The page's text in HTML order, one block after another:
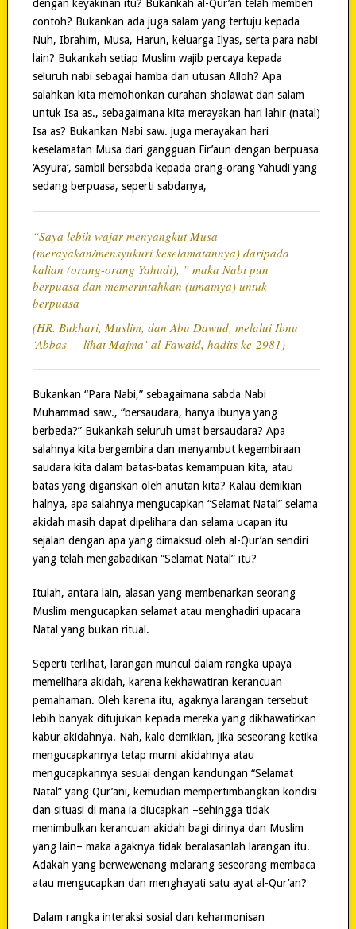
dengan keyakinan itu? Bukankah al-Qur’an telah memberi
contoh? Bukankan ada juga salam yang tertuju kepada
Nuh, Ibrahim, Musa, Harun, keluarga Ilyas, serta para nabi
lain? Bukankah setiap Muslim wajib percaya kepada
seluruh nabi sebagai hamba dan utusan Alloh? Apa
salahkan kita memohonkan curahan sholawat dan salam
untuk Isa as., sebagaimana kita merayakan hari lahir (natal)
Isa as? Bukankan Nabi saw. juga merayakan hari
keselamatan Musa dari gangguan Fir’aun dengan berpuasa
‘Asyura’, sambil bersabda kepada orang-orang Yahudi yang
sedang berpuasa, seperti sabdanya,
“Saya lebih wajar menyangkut Musa
(merayakan/mensyukuri keselamatannya) daripada
kalian (orang-orang Yahudi), ” maka Nabi pun
berpuasa dan memerintahkan (umatnya) untuk
berpuasa
(HR. Bukhari, Muslim, dan Abu Dawud, melalui Ibnu
‘Abbas — lihat Majma’ al-Fawaid, hadits ke-2981)
Bukankan “Para Nabi,” sebagaimana sabda Nabi
Muhammad saw., “bersaudara, hanya ibunya yang
berbeda?” Bukankah seluruh umat bersaudara? Apa
salahnya kita bergembira dan menyambut kegembiraan
saudara kita dalam batas-batas kemampuan kita, atau
batas yang digariskan oleh anutan kita? Kalau demikian
halnya, apa salahnya mengucapkan “Selamat Natal” selama
akidah masih dapat dipelihara dan selama ucapan itu
sejalan dengan apa yang dimaksud oleh al-Qur’an sendiri
yang telah mengabadikan “Selamat Natal” itu?
Itulah, antara lain, alasan yang membenarkan seorang
Muslim mengucapkan selamat atau menghadiri upacara
Natal yang bukan ritual.
Seperti terlihat, larangan muncul dalam rangka upaya
memelihara akidah, karena kekhawatiran kerancuan
pemahaman. Oleh karena itu, agaknya larangan tersebut
lebih banyak ditujukan kepada mereka yang dikhawatirkan
kabur akidahnya. Nah, kalo demikian, jika seseorang ketika
mengucapkannya tetap murni akidahnya atau
mengucapkannya sesuai dengan kandungan “Selamat
Natal” yang Qur’ani, kemudian mempertimbangkan kondisi
dan situasi di mana ia diucapkan –sehingga tidak
menimbulkan kerancuan akidah bagi dirinya dan Muslim
yang lain– maka agaknya tidak beralasanlah larangan itu.
Adakah yang berwewenang melarang seseorang membaca
atau mengucapkan dan menghayati satu ayat al-Qur’an?
Dalam rangka interaksi sosial dan keharmonisan